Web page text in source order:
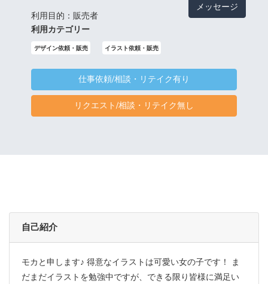
利用目的：販売者
メッセージ
利用カテゴリー
デザイン依頼・販売 イラスト依頼・販売
仕事依頼/相談・リテイク有り
リクエスト/相談・リテイク無し
自己紹介
モカと申します♪ 得意なイラストは可愛い女の子です！ ま
だまだイラストを勉強中ですが、できる限り皆様に満足い